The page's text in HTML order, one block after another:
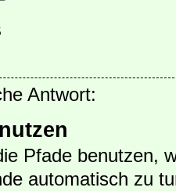
Antwort:
Pfade benutzen,
automatisch zu